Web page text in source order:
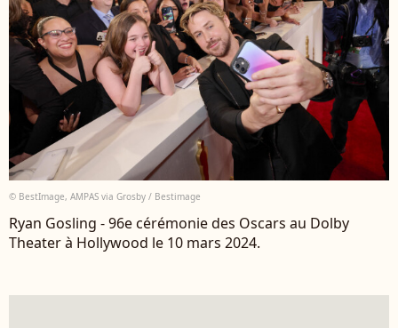
© BestImage, AMPAS via Grosby / Bestimage
Ryan Gosling - 96e cérémonie des Oscars au Dolby
Theater à Hollywood le 10 mars 2024.